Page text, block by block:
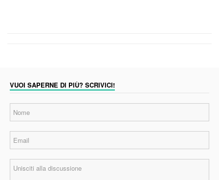
VUOI SAPERNE DI PIÙ? SCRIVICI!